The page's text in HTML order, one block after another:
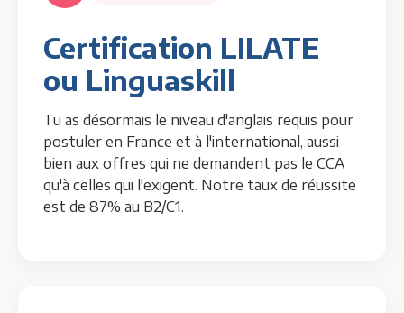
Certification LILATE
ou Linguaskill
Tu as désormais le niveau d'anglais requis pour
postuler en France et à l'international, aussi
bien aux offres qui ne demandent pas le CCA
qu'à celles qui l'exigent. Notre taux de réussite
est de 87% au B2/C1.